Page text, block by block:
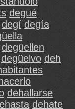
degué
degí degía
degüellen
degüelvo deh
dehallarse
dehate